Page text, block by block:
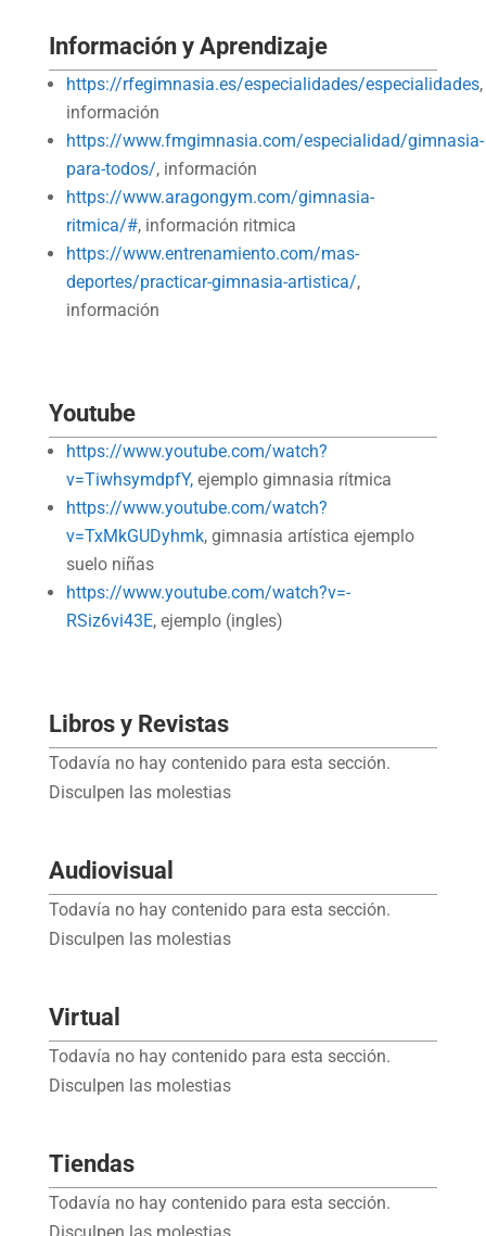
Información y Aprendizaje
https://rfegimnasia.es/especialidades/especialidades,
información
https://www.fmgimnasia.com/especialidad/gimnasia-
para-todos/, información
https://www.aragongym.com/gimnasia-
ritmica/#, información ritmica
https://www.entrenamiento.com/mas-
deportes/practicar-gimnasia-artistica/,
información
Youtube
https://www.youtube.com/watch?
v=TiwhsymdpfY,ejemplo gimnasia rítmica
https://www.youtube.com/watch?
v=TxMkGUDyhmk, gimnasia artística ejemplo
suelo niñas
https://www.youtube.com/watch?v=-
RSiz6vi43E, ejemplo (ingles)
Libros y Revistas
Todavía no hay contenido para esta sección.
Disculpen las molestias
Audiovisual
Todavía no hay contenido para esta sección.
Disculpen las molestias
Virtual
Todavía no hay contenido para esta sección.
Disculpen las molestias
Tiendas
Todavía no hay contenido para esta sección.